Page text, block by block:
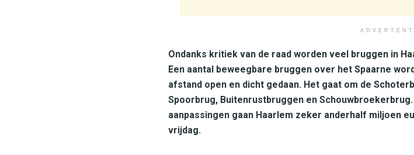
Ondanks kritiek van de raad worden veel bruggen in
Een aantal beweegbare bruggen over het Spaarne
afstand open en dicht gedaan. Het gaat om de
Spoorbrug, Buitenrustbruggen en
aanpassingen gaan Haarlem zeker anderhalf miljoen
vrijdag.